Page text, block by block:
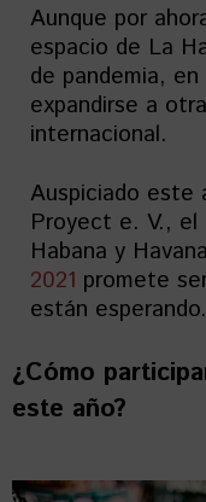
Aunque por
espacio de La
de pandemia,
expandirse a
internacional.
Auspiciado este
Proyect e. V.,
Habana y
2021 promete
están esperando.
¿Cómo
este año?